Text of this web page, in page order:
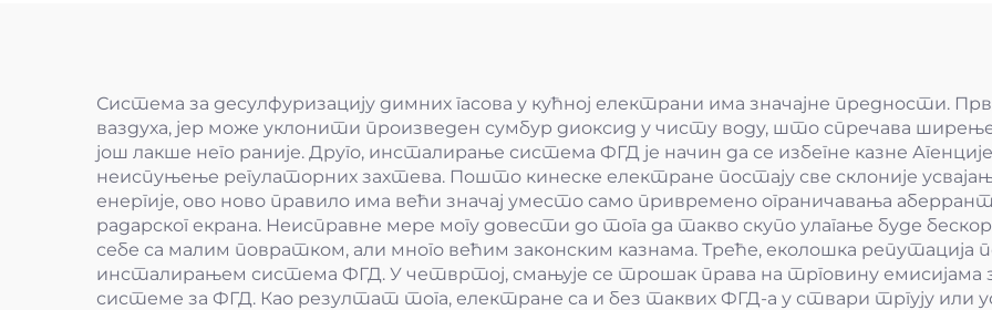
Система за десулфуризацију димних гасова у кућној електрани има значајне предности.
ваздуха, јер може уклонити произведен сумбур диоксид у чисту воду, што спречава
још лакше него раније. Друго, инсталирање система ФГД је начин да се избегне казне
неиспуњење регулаторних захтева. Пошто кинеске електране постају све склоније
енергије, ово ново правило има већи значај уместо само привремено ограничавања
радарског екрана. Неисправне мере могу довести до тога да такво скупо улагање буде
себе са малим повратком, али много већим законским казнама. Треће, еколошка
инсталирањем система ФГД. У четвртој, смањује се трошак права на трговину емисијама
системе за ФГД. Као резултат тога, електране са и без таквих ФГД-а у ствари тргују или